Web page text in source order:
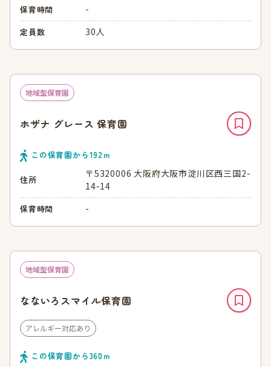
保育時間 -
定員数 30人
地域型保育園
ホザナ グレース 保育園
この保育園から192ｍ
住所
〒5320006 大阪府大阪市淀川区西三国2-
14-14
保育時間 -
地域型保育園
なないろスマイル保育園
アレルギー対応あり
この保育園から360ｍ